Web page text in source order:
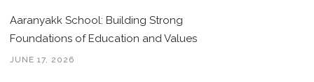
Aaranyakk School: Building Strong
Foundations of Education and Values
JUNE 17, 2026